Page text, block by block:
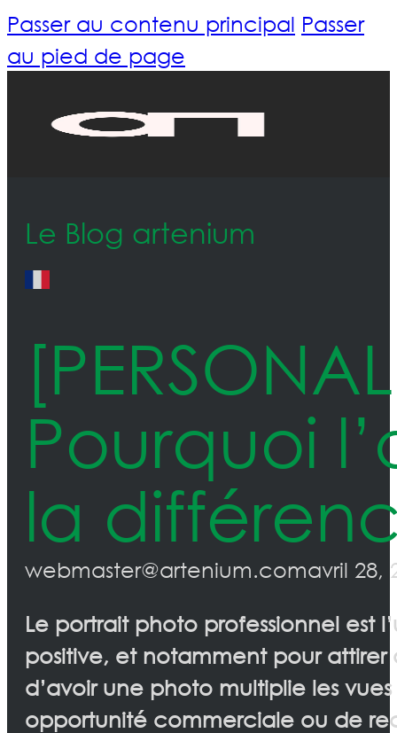
Passer au contenu principal Passer
au pied de page
Le Blog artenium
Pourquoi
la
webmaster@artenium.comavril 28,
Le portrait photo professionnel est
positive, et notamment pour attirer
d’avoir une photo multiplie les
opportunité commerciale ou de